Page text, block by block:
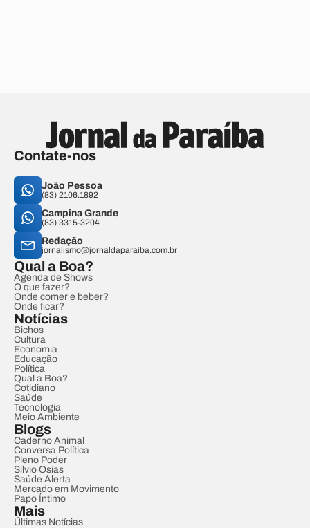
Contate-nos
João Pessoa
(83) 2106.1892
Campina Grande
(83) 3315-3204
Redação
jornalismo@jornaldaparaiba.com.br
Qual a Boa?
Agenda de Shows
O que fazer?
Onde comer e beber?
Onde ficar?
Notícias
Bichos
Cultura
Economia
Educação
Política
Qual a Boa?
Cotidiano
Saúde
Tecnologia
Meio Ambiente
Blogs
Caderno Animal
Conversa Política
Pleno Poder
Sílvio Osias
Saúde Alerta
Mercado em Movimento
Papo Íntimo
Mais
Últimas Notícias